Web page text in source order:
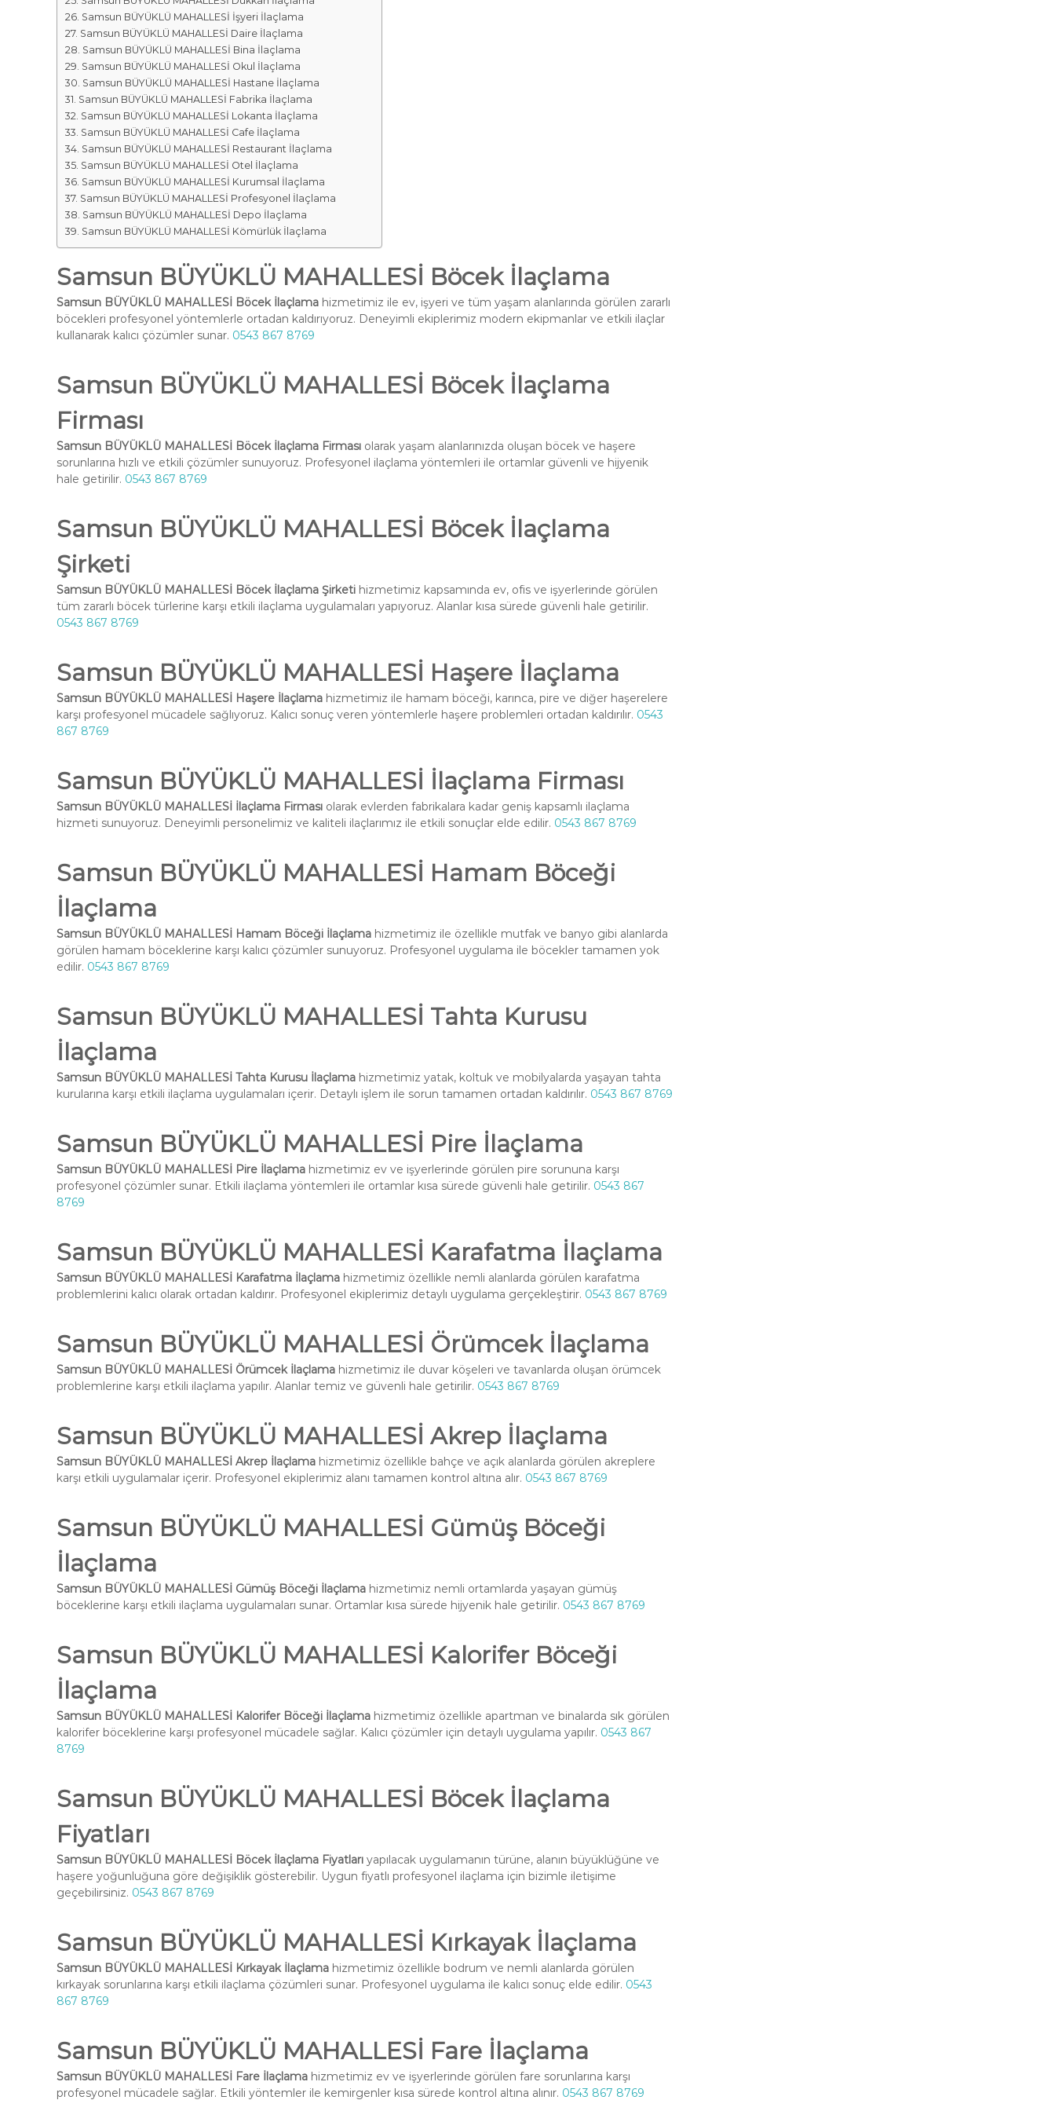
Samsun BÜYÜKLÜ MAHALLESİ İşyeri İlaçlama
Samsun BÜYÜKLÜ MAHALLESİ Daire İlaçlama
Samsun BÜYÜKLÜ MAHALLESİ Bina İlaçlama
Samsun BÜYÜKLÜ MAHALLESİ Okul İlaçlama
Samsun BÜYÜKLÜ MAHALLESİ Hastane İlaçlama
Samsun BÜYÜKLÜ MAHALLESİ Fabrika İlaçlama
Samsun BÜYÜKLÜ MAHALLESİ Lokanta İlaçlama
Samsun BÜYÜKLÜ MAHALLESİ Cafe İlaçlama
Samsun BÜYÜKLÜ MAHALLESİ Restaurant İlaçlama
Samsun BÜYÜKLÜ MAHALLESİ Otel İlaçlama
Samsun BÜYÜKLÜ MAHALLESİ Kurumsal İlaçlama
Samsun BÜYÜKLÜ MAHALLESİ Profesyonel İlaçlama
Samsun BÜYÜKLÜ MAHALLESİ Depo İlaçlama
Samsun BÜYÜKLÜ MAHALLESİ Kömürlük İlaçlama
Samsun BÜYÜKLÜ MAHALLESİ Böcek İlaçlama
Samsun BÜYÜKLÜ MAHALLESİ Böcek İlaçlama hizmetimiz ile ev, işyeri ve tüm yaşam alanlarında görülen zararlı
böcekleri profesyonel yöntemlerle ortadan kaldırıyoruz. Deneyimli ekiplerimiz modern ekipmanlar ve etkili ilaçlar
kullanarak kalıcı çözümler sunar. 0543 867 8769
Samsun BÜYÜKLÜ MAHALLESİ Böcek İlaçlama
Firması
Samsun BÜYÜKLÜ MAHALLESİ Böcek İlaçlama Firması olarak yaşam alanlarınızda oluşan böcek ve haşere
sorunlarına hızlı ve etkili çözümler sunuyoruz. Profesyonel ilaçlama yöntemleri ile ortamlar güvenli ve hijyenik
hale getirilir. 0543 867 8769
Samsun BÜYÜKLÜ MAHALLESİ Böcek İlaçlama
Şirketi
Samsun BÜYÜKLÜ MAHALLESİ Böcek İlaçlama Şirketi hizmetimiz kapsamında ev, ofis ve işyerlerinde görülen
tüm zararlı böcek türlerine karşı etkili ilaçlama uygulamaları yapıyoruz. Alanlar kısa sürede güvenli hale getirilir.
0543 867 8769
Samsun BÜYÜKLÜ MAHALLESİ Haşere İlaçlama
Samsun BÜYÜKLÜ MAHALLESİ Haşere İlaçlama hizmetimiz ile hamam böceği, karınca, pire ve diğer haşerelere
karşı profesyonel mücadele sağlıyoruz. Kalıcı sonuç veren yöntemlerle haşere problemleri ortadan kaldırılır. 0543
867 8769
Samsun BÜYÜKLÜ MAHALLESİ İlaçlama Firması
Samsun BÜYÜKLÜ MAHALLESİ İlaçlama Firması olarak evlerden fabrikalara kadar geniş kapsamlı ilaçlama
hizmeti sunuyoruz. Deneyimli personelimiz ve kaliteli ilaçlarımız ile etkili sonuçlar elde edilir. 0543 867 8769
Samsun BÜYÜKLÜ MAHALLESİ Hamam Böceği
İlaçlama
Samsun BÜYÜKLÜ MAHALLESİ Hamam Böceği İlaçlama hizmetimiz ile özellikle mutfak ve banyo gibi alanlarda
görülen hamam böceklerine karşı kalıcı çözümler sunuyoruz. Profesyonel uygulama ile böcekler tamamen yok
edilir. 0543 867 8769
Samsun BÜYÜKLÜ MAHALLESİ Tahta Kurusu
İlaçlama
Samsun BÜYÜKLÜ MAHALLESİ Tahta Kurusu İlaçlama hizmetimiz yatak, koltuk ve mobilyalarda yaşayan tahta
kurularına karşı etkili ilaçlama uygulamaları içerir. Detaylı işlem ile sorun tamamen ortadan kaldırılır. 0543 867 8769
Samsun BÜYÜKLÜ MAHALLESİ Pire İlaçlama
Samsun BÜYÜKLÜ MAHALLESİ Pire İlaçlama hizmetimiz ev ve işyerlerinde görülen pire sorununa karşı
profesyonel çözümler sunar. Etkili ilaçlama yöntemleri ile ortamlar kısa sürede güvenli hale getirilir. 0543 867
8769
Samsun BÜYÜKLÜ MAHALLESİ Karafatma İlaçlama
Samsun BÜYÜKLÜ MAHALLESİ Karafatma İlaçlama hizmetimiz özellikle nemli alanlarda görülen karafatma
problemlerini kalıcı olarak ortadan kaldırır. Profesyonel ekiplerimiz detaylı uygulama gerçekleştirir. 0543 867 8769
Samsun BÜYÜKLÜ MAHALLESİ Örümcek İlaçlama
Samsun BÜYÜKLÜ MAHALLESİ Örümcek İlaçlama hizmetimiz ile duvar köşeleri ve tavanlarda oluşan örümcek
problemlerine karşı etkili ilaçlama yapılır. Alanlar temiz ve güvenli hale getirilir. 0543 867 8769
Samsun BÜYÜKLÜ MAHALLESİ Akrep İlaçlama
Samsun BÜYÜKLÜ MAHALLESİ Akrep İlaçlama hizmetimiz özellikle bahçe ve açık alanlarda görülen akreplere
karşı etkili uygulamalar içerir. Profesyonel ekiplerimiz alanı tamamen kontrol altına alır. 0543 867 8769
Samsun BÜYÜKLÜ MAHALLESİ Gümüş Böceği
İlaçlama
Samsun BÜYÜKLÜ MAHALLESİ Gümüş Böceği İlaçlama hizmetimiz nemli ortamlarda yaşayan gümüş
böceklerine karşı etkili ilaçlama uygulamaları sunar. Ortamlar kısa sürede hijyenik hale getirilir. 0543 867 8769
Samsun BÜYÜKLÜ MAHALLESİ Kalorifer Böceği
İlaçlama
Samsun BÜYÜKLÜ MAHALLESİ Kalorifer Böceği İlaçlama hizmetimiz özellikle apartman ve binalarda sık görülen
kalorifer böceklerine karşı profesyonel mücadele sağlar. Kalıcı çözümler için detaylı uygulama yapılır. 0543 867
8769
Samsun BÜYÜKLÜ MAHALLESİ Böcek İlaçlama
Fiyatları
Samsun BÜYÜKLÜ MAHALLESİ Böcek İlaçlama Fiyatları yapılacak uygulamanın türüne, alanın büyüklüğüne ve
haşere yoğunluğuna göre değişiklik gösterebilir. Uygun fiyatlı profesyonel ilaçlama için bizimle iletişime
geçebilirsiniz. 0543 867 8769
Samsun BÜYÜKLÜ MAHALLESİ Kırkayak İlaçlama
Samsun BÜYÜKLÜ MAHALLESİ Kırkayak İlaçlama hizmetimiz özellikle bodrum ve nemli alanlarda görülen
kırkayak sorunlarına karşı etkili ilaçlama çözümleri sunar. Profesyonel uygulama ile kalıcı sonuç elde edilir. 0543
867 8769
Samsun BÜYÜKLÜ MAHALLESİ Fare İlaçlama
Samsun BÜYÜKLÜ MAHALLESİ Fare İlaçlama hizmetimiz ev ve işyerlerinde görülen fare sorunlarına karşı
profesyonel mücadele sağlar. Etkili yöntemler ile kemirgenler kısa sürede kontrol altına alınır. 0543 867 8769